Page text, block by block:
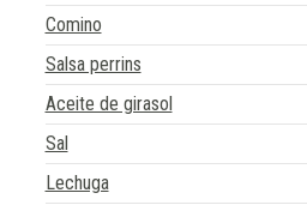
Comino
Salsa perrins
Aceite de girasol
Sal
Lechuga